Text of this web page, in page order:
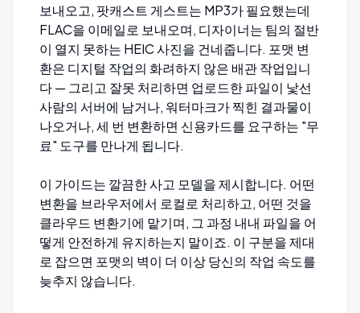
보내오고, 팟캐스트 게스트는 MP3가 필요했는데
FLAC을 이메일로 보내오며, 디자이너는 팀의 절반
이 열지 못하는 HEIC 사진을 건네줍니다. 포맷 변
환은 디지털 작업의 화려하지 않은 배관 작업입니
다 — 그리고 잘못 처리하면 업로드한 파일이 낯선
사람의 서버에 남거나, 워터마크가 찍힌 결과물이
나오거나, 세 번 변환하면 신용카드를 요구하는 "무
료" 도구를 만나게 됩니다.
이 가이드는 깔끔한 사고 모델을 제시합니다. 어떤
변환을 브라우저에서 로컬로 처리하고, 어떤 것을
클라우드 변환기에 맡기며, 그 과정 내내 파일을 어
떻게 안전하게 유지하는지 말이죠. 이 구분을 제대
로 잡으면 포맷의 벽이 더 이상 당신의 작업 속도를
늦추지 않습니다.